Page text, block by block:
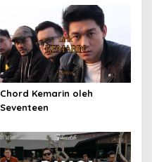
Chord Kemarin oleh
Seventeen